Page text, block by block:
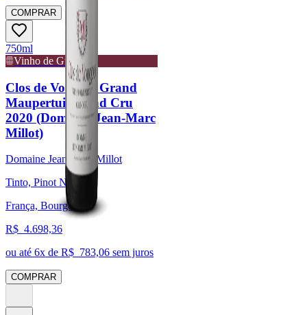
COMPRAR
750ml
Vinho de Guarda
Clos de Vougeot Grand
Maupertui Grand Cru
2020 (Domaine Jean-Marc
Millot)
Domaine Jean-Marc Millot
Tinto, Pinot Noir
França, Bourgogne
R$ 4.698,36
ou até 6x de R$ 783,06 sem juros
COMPRAR